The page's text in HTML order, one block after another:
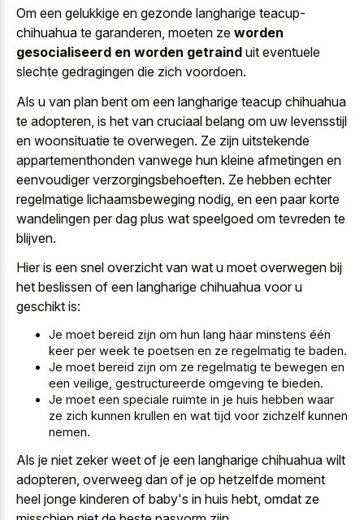
Om een gelukkige en gezonde langharige teacup-
chihuahua te garanderen, moeten ze worden
gesocialiseerd en worden getraind uit eventuele
slechte gedragingen die zich voordoen.
Als u van plan bent om een langharige teacup chihuahua
te adopteren, is het van cruciaal belang om uw levensstijl
en woonsituatie te overwegen. Ze zijn uitstekende
appartementhonden vanwege hun kleine afmetingen en
eenvoudiger verzorgingsbehoeften. Ze hebben echter
regelmatige lichaamsbeweging nodig, en een paar korte
wandelingen per dag plus wat speelgoed om tevreden te
blijven.
Hier is een snel overzicht van wat u moet overwegen bij
het beslissen of een langharige chihuahua voor u
geschikt is:
Je moet bereid zijn om hun lang haar minstens één
keer per week te poetsen en ze regelmatig te baden.
Je moet bereid zijn om ze regelmatig te bewegen en
een veilige, gestructureerde omgeving te bieden.
Je moet een speciale ruimte in je huis hebben waar
ze zich kunnen krullen en wat tijd voor zichzelf kunnen
nemen.
Als je niet zeker weet of je een langharige chihuahua wilt
adopteren, overweeg dan of je op hetzelfde moment
heel jonge kinderen of baby's in huis hebt, omdat ze